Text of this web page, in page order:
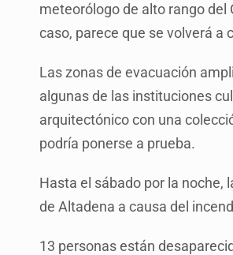
meteorólogo de alto rango del
caso, parece que se volverá a
Las zonas de evacuación
algunas de las instituciones
arquitectónico con una
podría ponerse a prueba.
Hasta el sábado por la noche,
de Altadena a causa del
13 personas están